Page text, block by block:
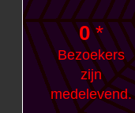
0*
Bezoekers
zijn
medelevend.